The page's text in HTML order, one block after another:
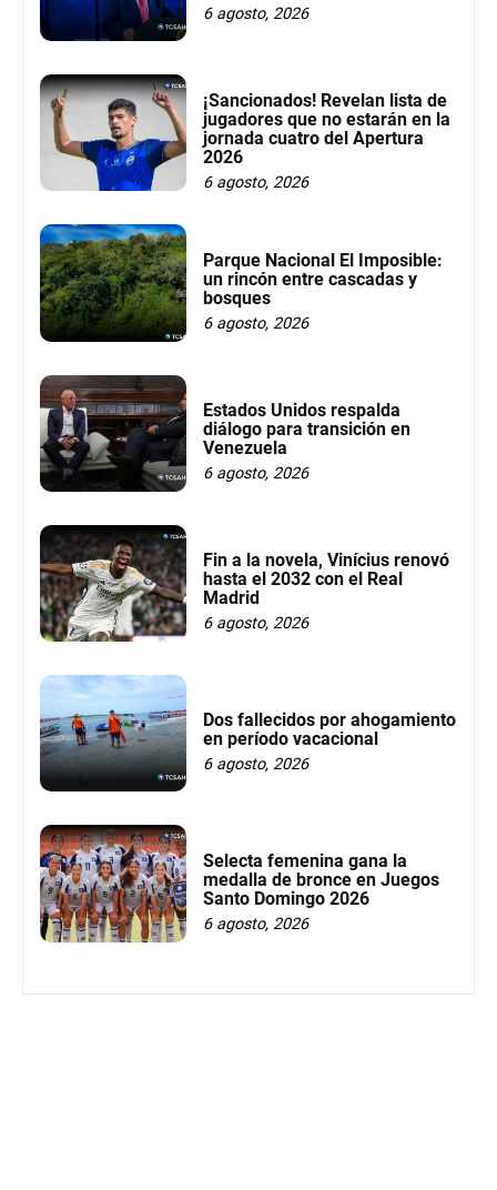
6 agosto, 2026
¡Sancionados! Revelan lista de
jugadores que no estarán en la
jornada cuatro del Apertura
2026
6 agosto, 2026
Parque Nacional El Imposible:
un rincón entre cascadas y
bosques
6 agosto, 2026
Estados Unidos respalda
diálogo para transición en
Venezuela
6 agosto, 2026
Fin a la novela, Vinícius renovó
hasta el 2032 con el Real
Madrid
6 agosto, 2026
Dos fallecidos por ahogamiento
en período vacacional
6 agosto, 2026
Selecta femenina gana la
medalla de bronce en Juegos
Santo Domingo 2026
6 agosto, 2026